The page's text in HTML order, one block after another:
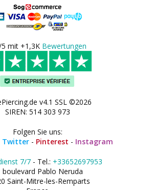
5 mit +1,3K Bewertungen
v4.1 SSL ©2026
SIREN: 514 303 973
Folgen Sie uns:
Twitter - Pinterest - Instagram
7/7- Tel.: +33652697953
boulevard Pablo Neruda
Saint-Mitre-les-Remparts